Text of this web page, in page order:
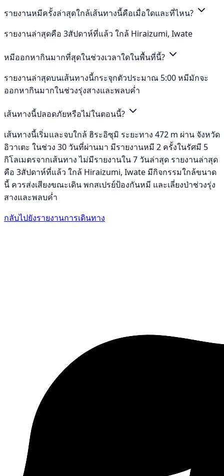
รายงานหมีครั้งล่าสุดใกล้เส้นทางนี้คือเมื่อใดและที่ไหน?
รายงานล่าสุดคือ 3สัปดาห์ที่แล้ว ใกล้ Hiraizumi, Iwate
หมีออกหากินมากที่สุดในช่วงเวลาใดในพื้นที่นี้?
รายงานล่าสุดบนเส้นทางนี้กระจุกตัวประมาณ 5:00 หมีมักจะ
ออกหากินมากในช่วงรุ่งสางและพลบค่ำ
เส้นทางนี้ปลอดภัยหรือไม่ในตอนนี้?
เส้นทางนี้เริ่มและจบใกล้ ฮิระอิซุมิ ระยะทาง 472 m ผ่าน จังหวัด
อิวาเตะ ในช่วง 30 วันที่ผ่านมา มีรายงานหมี 2 ครั้งในรัศมี 5
กิโลเมตรจากเส้นทาง ไม่มีรายงานใน 7 วันล่าสุด รายงานล่าสุด
คือ 3สัปดาห์ที่แล้ว ใกล้ Hiraizumi, Iwate มีกิจกรรมใกล้ขนาด
นี้ ควรส่งเสียงขณะเดิน พกสเปรย์ป้องกันหมี และเลี่ยงป่าช่วงรุ่ง
สางและพลบค่ำ
กลับไปยังรายงานการเดินทาง